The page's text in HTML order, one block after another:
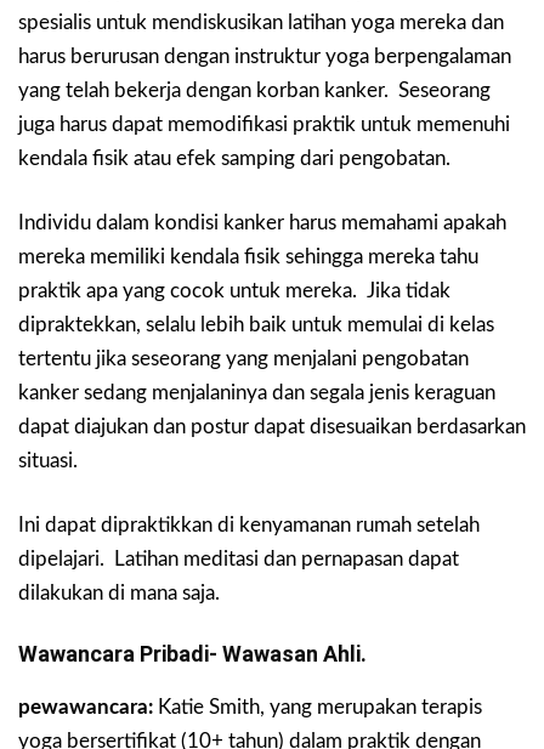
spesialis untuk mendiskusikan latihan yoga mereka dan
harus berurusan dengan instruktur yoga berpengalaman
yang telah bekerja dengan korban kanker. Seseorang
juga harus dapat memodifikasi praktik untuk memenuhi
kendala fisik atau efek samping dari pengobatan.
Individu dalam kondisi kanker harus memahami apakah
mereka memiliki kendala fisik sehingga mereka tahu
praktik apa yang cocok untuk mereka. Jika tidak
dipraktekkan, selalu lebih baik untuk memulai di kelas
tertentu jika seseorang yang menjalani pengobatan
kanker sedang menjalaninya dan segala jenis keraguan
dapat diajukan dan postur dapat disesuaikan berdasarkan
situasi.
Ini dapat dipraktikkan di kenyamanan rumah setelah
dipelajari. Latihan meditasi dan pernapasan dapat
dilakukan di mana saja.
Wawancara Pribadi- Wawasan Ahli.
pewawancara: Katie Smith, yang merupakan terapis
yoga bersertifikat (10+ tahun) dalam praktik dengan